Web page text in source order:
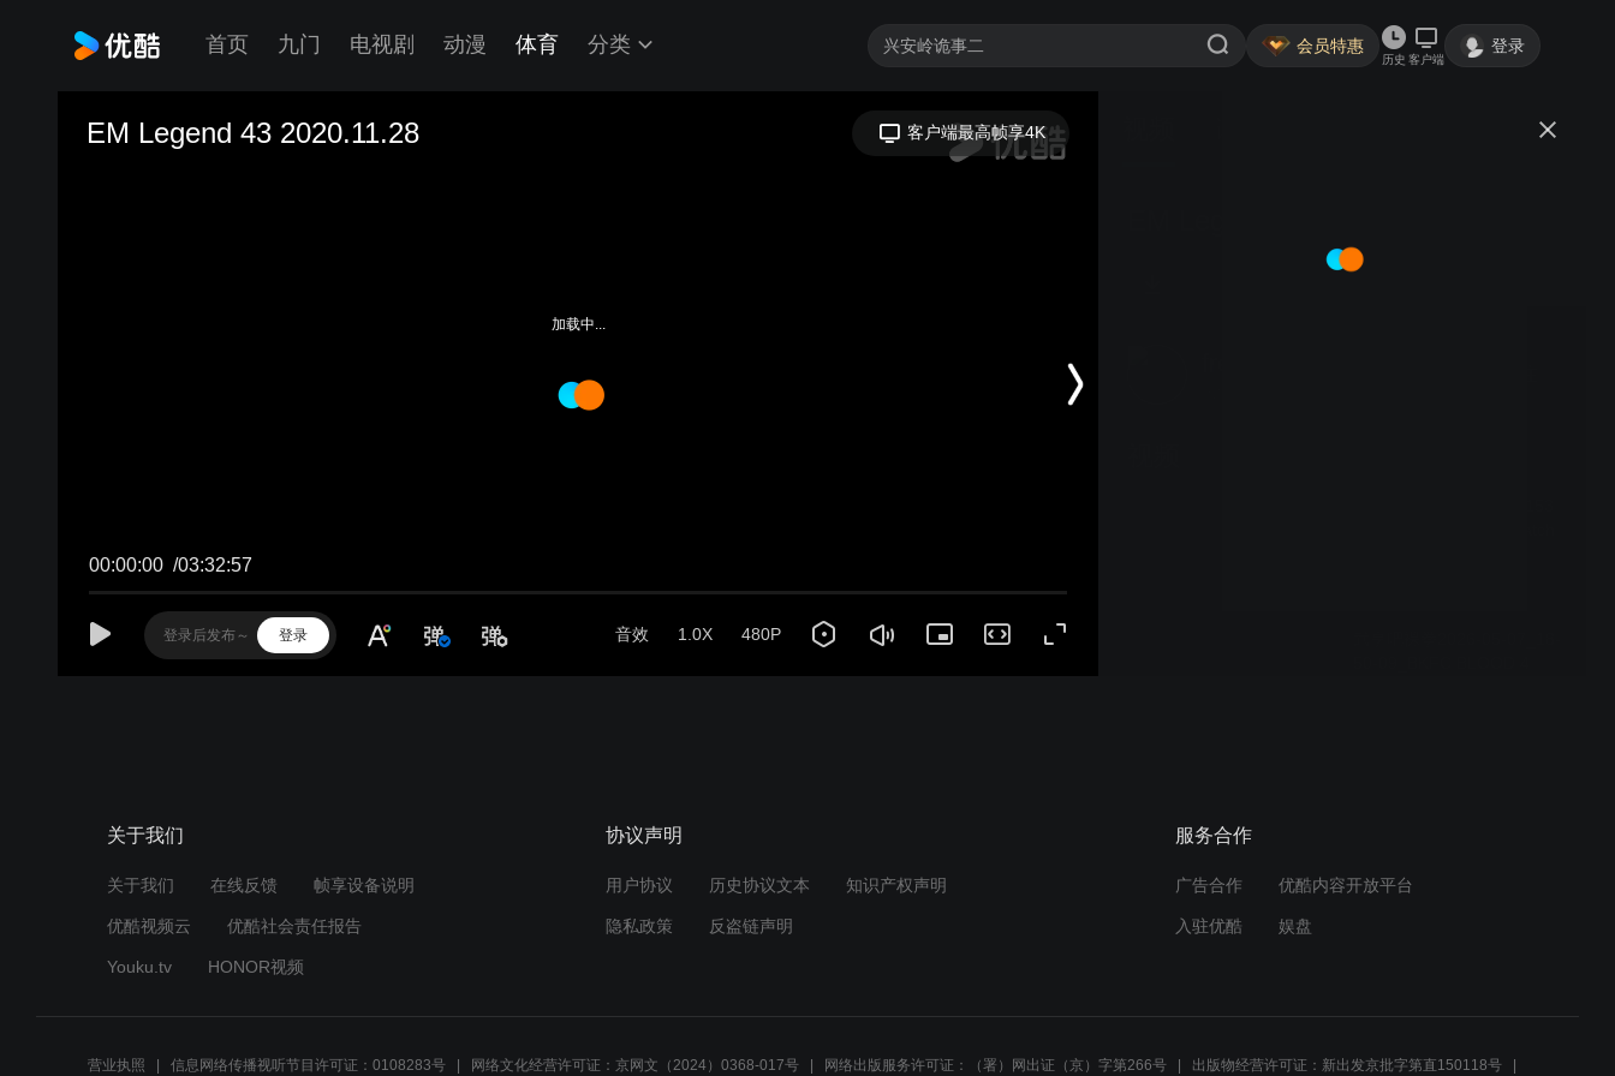
首页 九门 电视剧 动漫 体育 分类 会员特惠
历史 客户端
登录
EM Legend 43 2020.11.28 客户端最高帧享4K
00:00:00 /03:32:57
登录 音效 1.0X 480P
加载中...
BJJ.2026.Fight.to.Win.307.
关于我们
关于我们 在线反馈 帧享设备说明
优酷视频云 优酷社会责任报告
Youku.tv HONOR视频
协议声明
用户协议 历史协议文本 知识产权声明
隐私政策 反盗链声明
服务合作
广告合作 优酷内容开放平台
入驻优酷 娱盘
营业执照 信息网络传播视听节目许可证：0108283号 网络文化经营许可证：京网文（2024）0368-017号 网络出版服务许可证：（署）网出证（京）字第266号 出版物经营许可证：新出发京批字第直150118号